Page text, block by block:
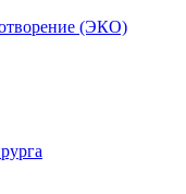
(ЭКО)